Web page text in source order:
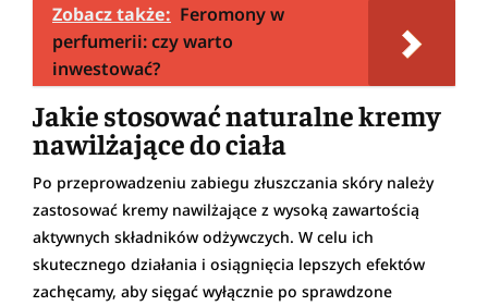
Zobacz także: Feromony w
perfumerii: czy warto
inwestować?
Jakie stosować naturalne kremy
nawilżające do ciała
Po przeprowadzeniu zabiegu złuszczania skóry należy
zastosować kremy nawilżające z wysoką zawartością
aktywnych składników odżywczych. W celu ich
skutecznego działania i osiągnięcia lepszych efektów
zachęcamy, aby sięgać wyłącznie po sprawdzone